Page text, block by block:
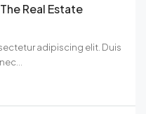
Real Estate
adipiscing elit. Duis